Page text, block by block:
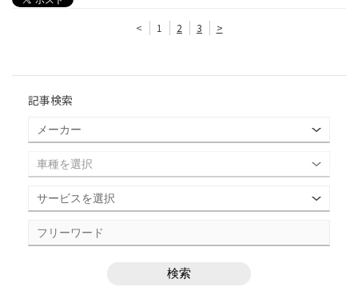
< 1 2 3 >
記事検索